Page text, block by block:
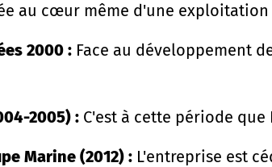
au cœur même d'une exploitation
2000 : Face au développement
2005) : C'est à cette période
Marine (2012) : L'entreprise est